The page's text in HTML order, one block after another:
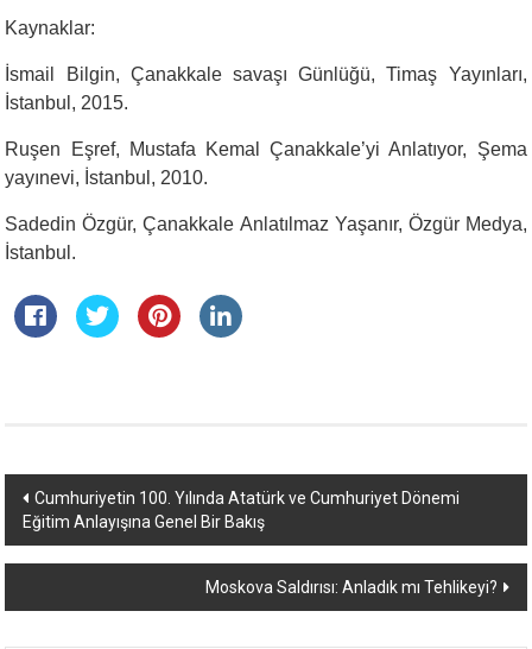
Kaynaklar:
İsmail Bilgin, Çanakkale savaşı Günlüğü, Timaş Yayınları,
İstanbul, 2015.
Ruşen Eşref, Mustafa Kemal Çanakkale’yi Anlatıyor, Şema
yayınevi, İstanbul, 2010.
Sadedin Özgür, Çanakkale Anlatılmaz Yaşanır, Özgür Medya,
İstanbul.
Yazı
dolaşımı
Cumhuriyetin 100. Yılında Atatürk ve Cumhuriyet Dönemi
Eğitim Anlayışına Genel Bir Bakış
Moskova Saldırısı: Anladık mı Tehlikeyi?